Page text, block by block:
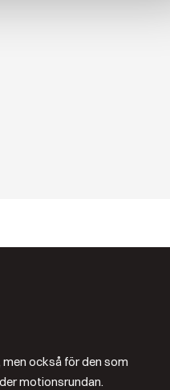
men också för den som
motionsrundan.